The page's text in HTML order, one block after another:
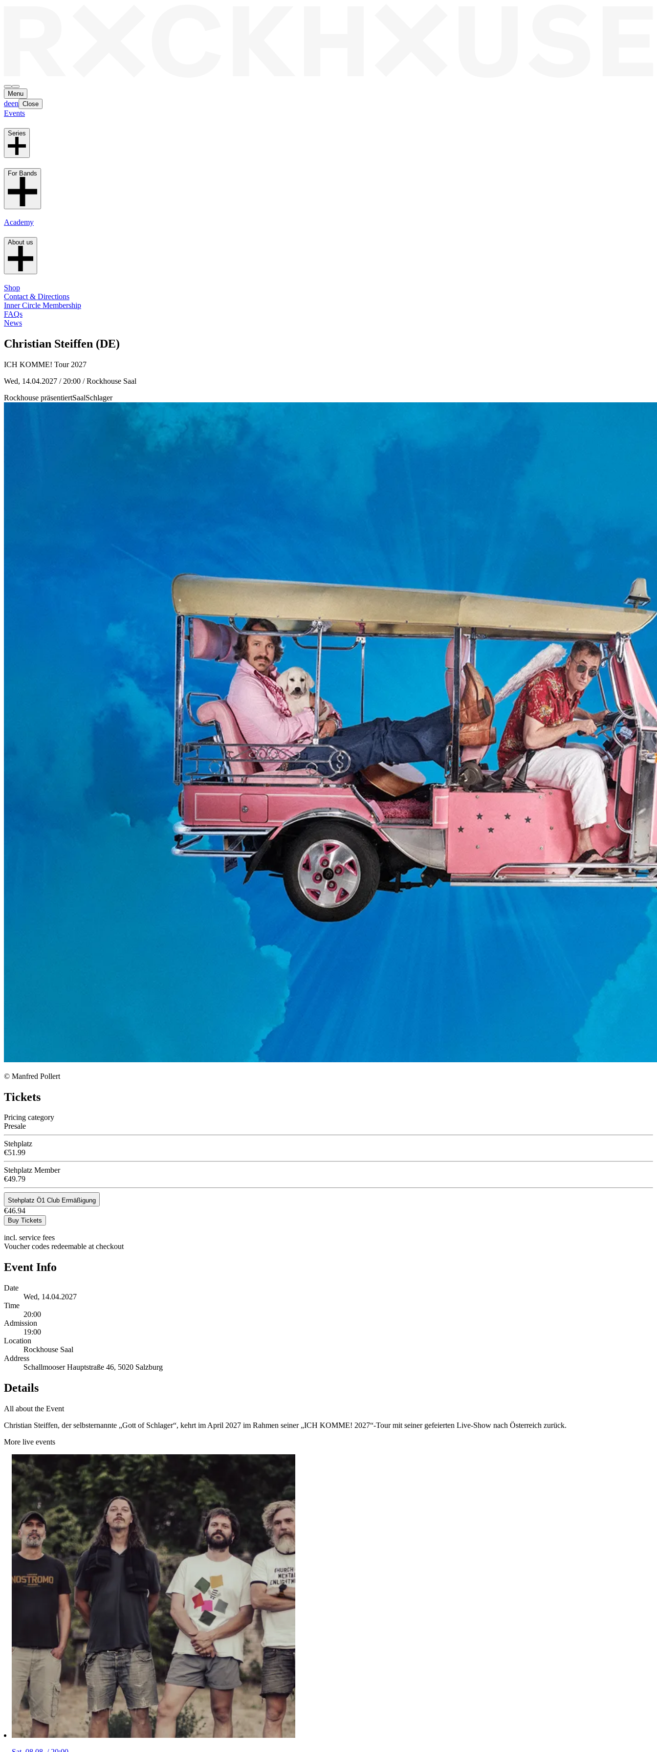
Menu
deen Close
Events
Series
For Bands
Academy
About us
Shop
Contact & Directions
Inner Circle Membership
FAQs
News
Christian Steiffen (DE)
ICH KOMME! Tour 2027
Wed, 14.04.2027 / 20:00 / Rockhouse Saal
Rockhouse präsentiertSaalSchlager
© Manfred Pollert
Tickets
Pricing category
Presale
Stehplatz
€51.99
Stehplatz Member
€49.79
Stehplatz Ö1 Club Ermäßigung
€46.94
Buy Tickets
incl. service fees
Voucher codes redeemable at checkout
Event Info
Date
Wed, 14.04.2027
Time
20:00
Admission
19:00
Location
Rockhouse Saal
Address
Schallmooser Hauptstraße 46, 5020 Salzburg
Details
All about the Event
Christian Steiffen, der selbsternannte „Gott of Schlager“, kehrt im April 2027 im Rahmen seiner „ICH KOMME! 2027“-Tour mit seiner gefeierten Live-Show nach Österreich zurück.
More live events